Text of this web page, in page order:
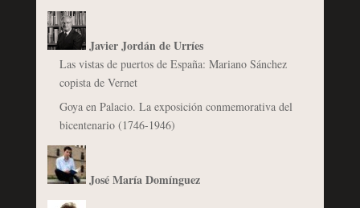
Javier Jordán de Urríes
Las vistas de puertos de España: Mariano Sánchez
copista de Vernet
Goya en Palacio. La exposición conmemorativa del
bicentenario (1746-1946)
José María Domínguez